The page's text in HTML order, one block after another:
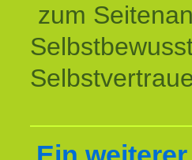
zum